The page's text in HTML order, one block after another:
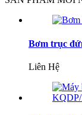
Bơm trục
Liên Hệ